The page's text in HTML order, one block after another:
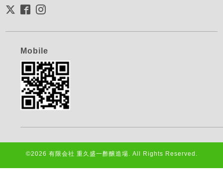
Mobile
©2026 有限会社 重久盛一酢醸造場. All Rights Reserved.